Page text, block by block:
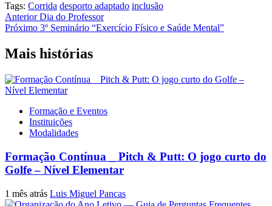
Tags: Corrida desporto adaptado inclusão
Navegação
de
artigos
AnteriorDia do Professor
Próximo 3º Seminário “Exercício Físico e Saúde Mental”
Mais histórias
Formação e Eventos
Instituições
Modalidades
Formação Contínua _ Pitch & Putt: O jogo curto do
Golfe – Nível Elementar
1 mês atrás Luis Miguel Pancas